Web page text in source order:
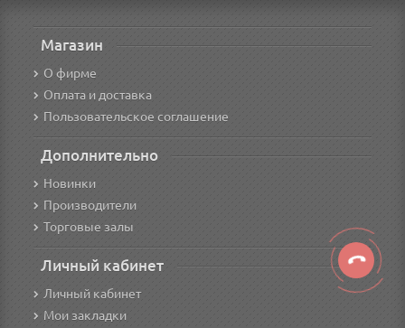
Магазин
О фирме
Оплата и доставка
Пользовательское соглашение
Дополнительно
Новинки
Производители
Торговые залы
Личный кабинет
Личный кабинет
Мои закладки